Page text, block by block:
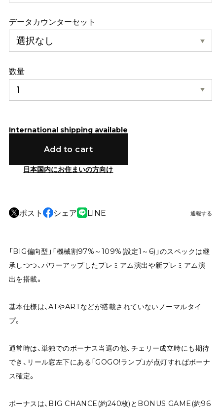
データカウンターセット
数量
International shipping available
Add to cart
日本国内にお住まいの方向け
ポスト シェア LINE 通報する
「BIG偏向型」「機械割97%～109%(設定1～6)」のスペックは継
承しつつ、パワーアップしたプレミアム演出や新プレミアム演
出を搭載。
基本仕様は、ATやARTなどが搭載されていないノーマルタイ
プ。
通常時は、単独でのボーナス当選の他、チェリー成立時にも期待
でき、リール窓左下にある「GOGO!ランプ」が点灯すればボーナ
ス確定。
ボーナスは、BIG CHANCE(約240枚)とBONUS GAME(約96